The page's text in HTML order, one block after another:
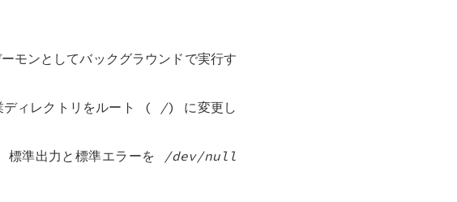
モンとしてバックグラウンドで実行す
ィレクトリをルート ( /) に変更し
準出力と標準エラーを /dev/null